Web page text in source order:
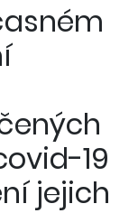
19
jejich